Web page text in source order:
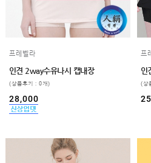
프레벨라
인견 2way수유나시 캡내장
(상품후기 : 0개)
28,000
프
(상
COMMUNITY
GUIDE